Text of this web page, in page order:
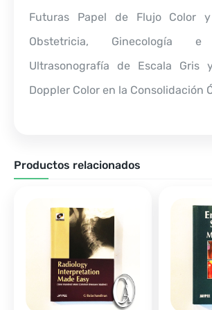
Futuras Papel de Flujo Color
Obstetricia, Ginecología e
Ultrasonografía de Escala Gris
Doppler Color en la Consolidación
Productos relacionados